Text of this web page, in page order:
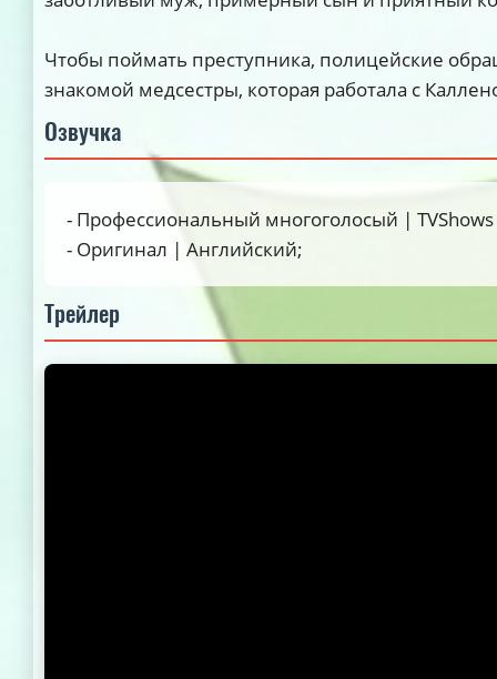
Чтобы поймать преступника, полицейские
знакомой медсестры, которая работала с
Озвучка
- Профессиональный многоголосый |
- Оригинал | Английский;
Трейлер